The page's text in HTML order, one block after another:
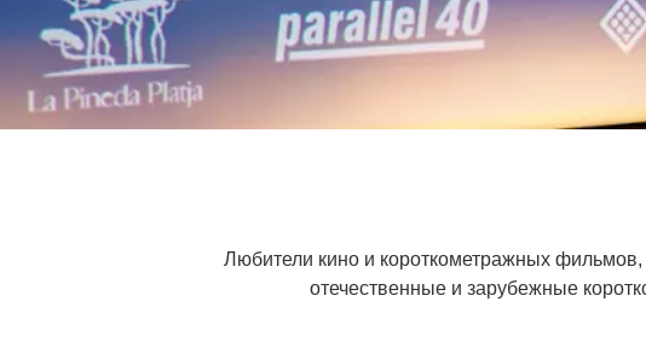
Любители кино и короткометражных
отечественные и зарубежные